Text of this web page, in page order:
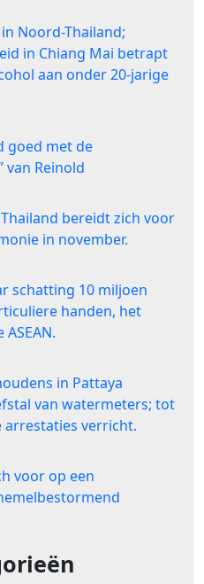
Noord-Thailand;
in Chiang Mai betrapt
aan onder 20-jarige
goed met de
van Reinold
bereidt zich voor
in november.
schatting 10 miljoen
handen, het
in Pattaya
van watermeters; tot
arrestaties verricht.
voor op een